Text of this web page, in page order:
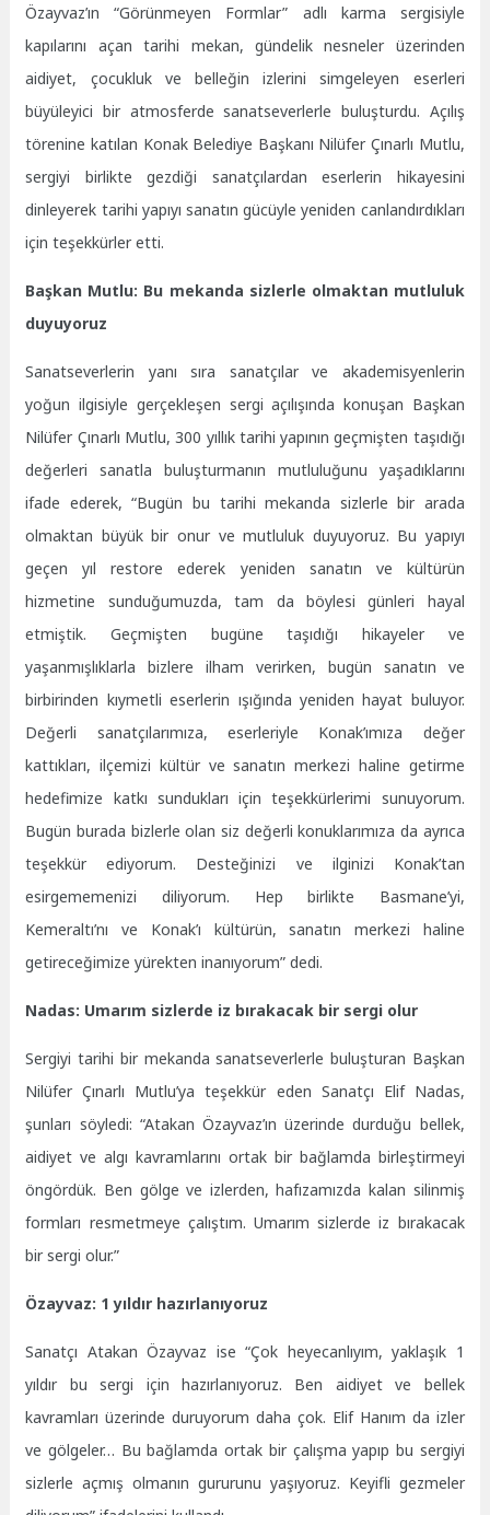
Özayvaz’ın “Görünmeyen Formlar” adlı karma sergisiyle
kapılarını açan tarihi mekan, gündelik nesneler üzerinden
aidiyet, çocukluk ve belleğin izlerini simgeleyen eserleri
büyüleyici bir atmosferde sanatseverlerle buluşturdu. Açılış
törenine katılan Konak Belediye Başkanı Nilüfer Çınarlı Mutlu,
sergiyi birlikte gezdiği sanatçılardan eserlerin hikayesini
dinleyerek tarihi yapıyı sanatın gücüyle yeniden canlandırdıkları
için teşekkürler etti.
Başkan Mutlu: Bu mekanda sizlerle olmaktan mutluluk
duyuyoruz
Sanatseverlerin yanı sıra sanatçılar ve akademisyenlerin
yoğun ilgisiyle gerçekleşen sergi açılışında konuşan Başkan
Nilüfer Çınarlı Mutlu, 300 yıllık tarihi yapının geçmişten taşıdığı
değerleri sanatla buluşturmanın mutluluğunu yaşadıklarını
ifade ederek, “Bugün bu tarihi mekanda sizlerle bir arada
olmaktan büyük bir onur ve mutluluk duyuyoruz. Bu yapıyı
geçen yıl restore ederek yeniden sanatın ve kültürün
hizmetine sunduğumuzda, tam da böylesi günleri hayal
etmiştik. Geçmişten bugüne taşıdığı hikayeler ve
yaşanmışlıklarla bizlere ilham verirken, bugün sanatın ve
birbirinden kıymetli eserlerin ışığında yeniden hayat buluyor.
Değerli sanatçılarımıza, eserleriyle Konak’ımıza değer
kattıkları, ilçemizi kültür ve sanatın merkezi haline getirme
hedefimize katkı sundukları için teşekkürlerimi sunuyorum.
Bugün burada bizlerle olan siz değerli konuklarımıza da ayrıca
teşekkür ediyorum. Desteğinizi ve ilginizi Konak’tan
esirgememenizi diliyorum. Hep birlikte Basmane’yi,
Kemeraltı’nı ve Konak’ı kültürün, sanatın merkezi haline
getireceğimize yürekten inanıyorum” dedi.
Nadas: Umarım sizlerde iz bırakacak bir sergi olur
Sergiyi tarihi bir mekanda sanatseverlerle buluşturan Başkan
Nilüfer Çınarlı Mutlu’ya teşekkür eden Sanatçı Elif Nadas,
şunları söyledi: “Atakan Özayvaz’ın üzerinde durduğu bellek,
aidiyet ve algı kavramlarını ortak bir bağlamda birleştirmeyi
öngördük. Ben gölge ve izlerden, hafızamızda kalan silinmiş
formları resmetmeye çalıştım. Umarım sizlerde iz bırakacak
bir sergi olur.”
Özayvaz: 1 yıldır hazırlanıyoruz
Sanatçı Atakan Özayvaz ise “Çok heyecanlıyım, yaklaşık 1
yıldır bu sergi için hazırlanıyoruz. Ben aidiyet ve bellek
kavramları üzerinde duruyorum daha çok. Elif Hanım da izler
ve gölgeler… Bu bağlamda ortak bir çalışma yapıp bu sergiyi
sizlerle açmış olmanın gururunu yaşıyoruz. Keyifli gezmeler